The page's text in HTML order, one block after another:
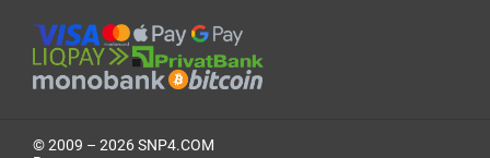
L4165 рекомендуем осмотреть абсорбер внутри
© 2009 – 2026 SNP4.COM